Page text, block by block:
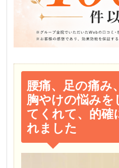
腰痛、足の痛み
胸やけの悩みを
てくれて、的確
れました